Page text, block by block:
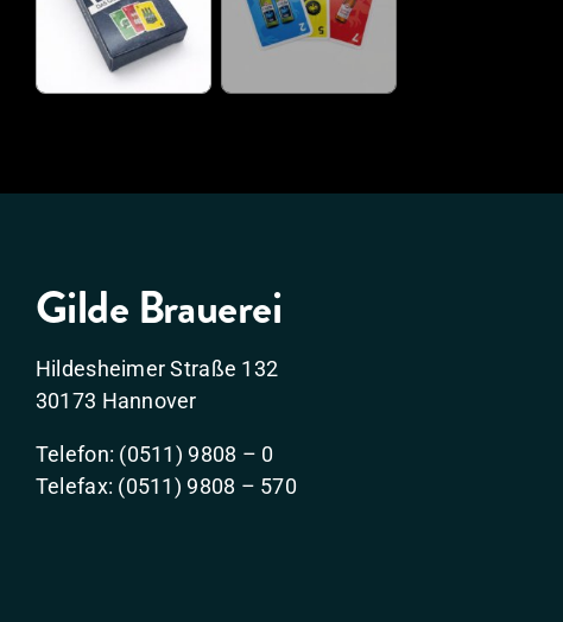
Gilde Brauerei
Hildesheimer Straße 132
30173 Hannover
Telefon: (0511) 9808 – 0
Telefax: (0511) 9808 – 570